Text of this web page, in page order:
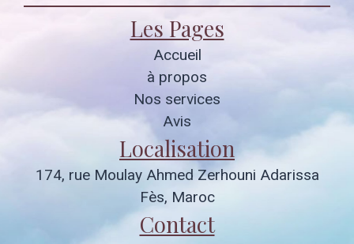
Les Pages
Accueil
à propos
Nos services
Avis
Localisation
174, rue Moulay Ahmed Zerhouni Adarissa
Fès, Maroc
Contact